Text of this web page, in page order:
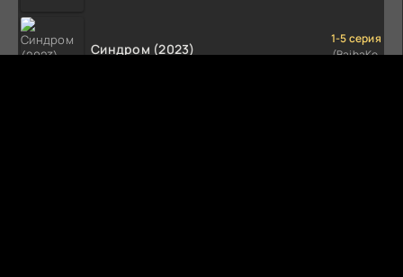
Синдром (2023)
1-5 серия
(BaibaKo,